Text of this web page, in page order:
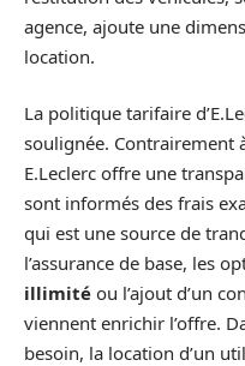
agence, ajoute une
location.
La politique tarifaire
soulignée. Contrairement
E.Leclerc offre une
sont informés des frais
qui est une source de
l’assurance de base, les
illimité ou l’ajout d’un
viennent enrichir l’offre.
besoin, la location d’un